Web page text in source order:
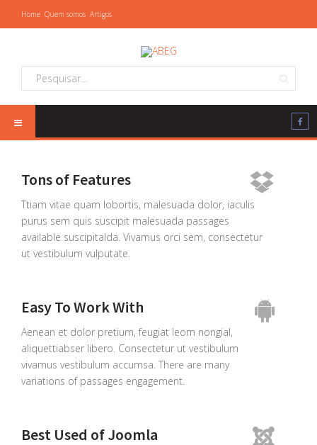
Home Quem somos Artigos
Tons of Features
Ttiam vitae quam lobortis, malesuada dolor, iaculis
purus sem quis suscipit malesuada passages
available suscipitalda. Vivamus orci sem, consectetur
ut vestibulum vulputate.
Easy To Work With
Aenean et dolor pretium, feugiat leom nongial,
aliquettiabser libero. Consectetur ut vestibulum
vivamus vestibulum accumsa. There are many
variations of passages engagement.
Best Used of Joomla